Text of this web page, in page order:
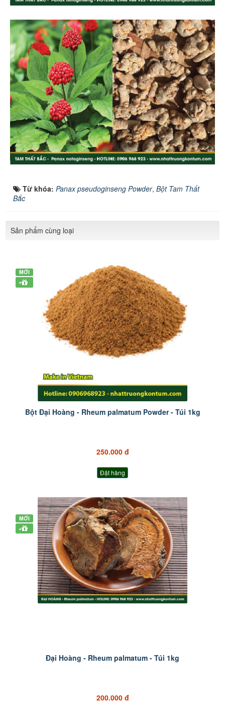
Từ khóa: Panax pseudoginseng Powder, Bột Tam Thất
Bắc
Sản phẩm cùng loại
MỚI
+
Bột Đại Hoàng - Rheum palmatum Powder - Túi 1kg
250.000 đ
Đặt hàng
MỚI
+
Đại Hoàng - Rheum palmatum - Túi 1kg
200.000 đ